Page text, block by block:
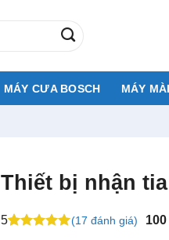
MÁY CƯA BOSCH MÁY
Thiết bị nhận
5 (17 đánh giá) 100